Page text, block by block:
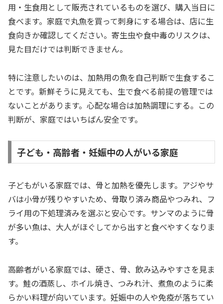
用・生食用として販売されているものを選び、購入当日に
食べます。家庭で丸魚を買って刺身にする場合は、店に生
食向きか確認してください。寄生虫や食中毒のリスクは、
見た目だけでは判断できません。
特に注意したいのは、加熱用の魚を自己判断で生食するこ
とです。新鮮そうに見えても、生で食べる前提の管理では
ないことがあります。心配な場合は加熱調理にする。この
判断が、家庭ではいちばん安全です。
子ども・高齢者・妊娠中の人がいる家庭
子どもがいる家庭では、骨と加熱を優先します。アジやサ
バは小骨が残りやすいため、骨取り済み商品やつみれ、フ
ライ用の下処理済みを選ぶと安心です。サンマのように骨
が多い魚は、大人がほぐしてから出すと食べやすくなりま
す。
高齢者がいる家庭では、硬さ、骨、飲み込みやすさを見ま
す。鮭の酒蒸し、ホイル焼き、つみれ汁、煮魚のように柔
らかい料理が向いています。妊娠中の人や免疫が落ちてい